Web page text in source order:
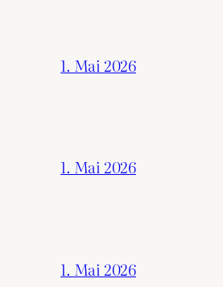
1. Mai 2026
1. Mai 2026
1. Mai 2026